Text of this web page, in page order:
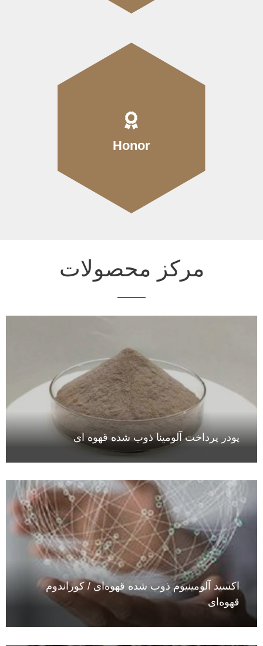
Honor
مرکز محصولات
VIEW
پودر پرداخت آلومینا ذوب شده قهوه ای
VIEW
اکسید آلومینیوم ذوب شده قهوه‌ای / کوراندوم
قهوه‌ای